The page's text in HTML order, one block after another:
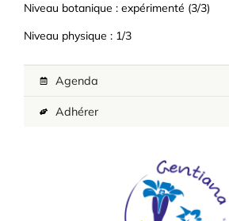
Niveau botanique : expérimenté (3/3)
Niveau physique : 1/3
Agenda
Adhérer